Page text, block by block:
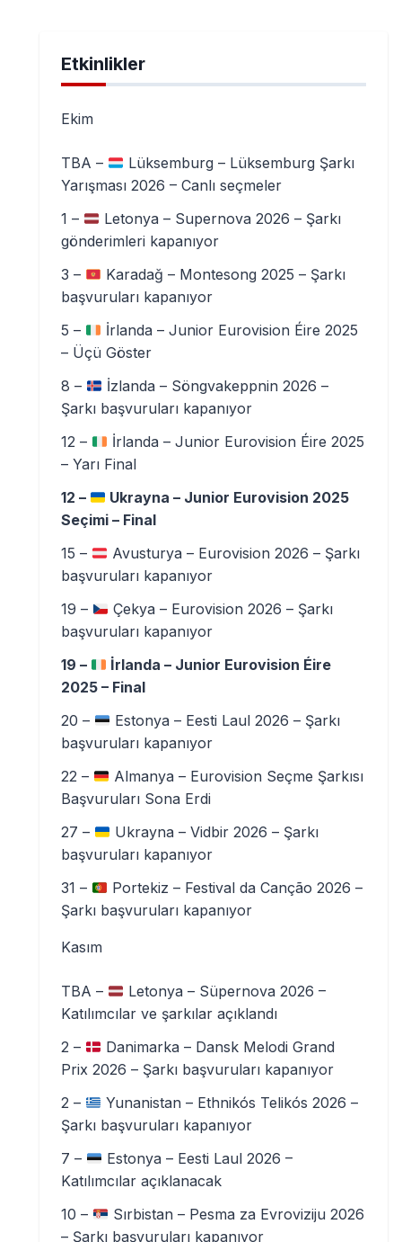
Etkinlikler
Ekim
TBA –
Lüksemburg – Lüksemburg Şarkı
Yarışması 2026 – Canlı seçmeler
1 –
Letonya – Supernova 2026 – Şarkı
gönderimleri kapanıyor
3 –
Karadağ – Montesong 2025 – Şarkı
başvuruları kapanıyor
5 –
İrlanda – Junior Eurovision Éire 2025
– Üçü Göster
8 –
İzlanda – Söngvakeppnin 2026 –
Şarkı başvuruları kapanıyor
12 –
İrlanda – Junior Eurovision Éire 2025
– Yarı Final
12 –
Ukrayna – Junior Eurovision 2025
Seçimi – Final
15 –
Avusturya – Eurovision 2026 – Şarkı
başvuruları kapanıyor
19 –
Çekya – Eurovision 2026 – Şarkı
başvuruları kapanıyor
19 –
İrlanda – Junior Eurovision Éire
2025 – Final
20 –
Estonya – Eesti Laul 2026 – Şarkı
başvuruları kapanıyor
22 –
Almanya – Eurovision Seçme Şarkısı
Başvuruları Sona Erdi
27 –
Ukrayna – Vidbir 2026 – Şarkı
başvuruları kapanıyor
31 –
Portekiz – Festival da Canção 2026 –
Şarkı başvuruları kapanıyor
Kasım
TBA –
Letonya – Süpernova 2026 –
Katılımcılar ve şarkılar açıklandı
2 –
Danimarka – Dansk Melodi Grand
Prix 2026 – Şarkı başvuruları kapanıyor
2 –
Yunanistan – Ethnikós Telikós 2026 –
Şarkı başvuruları kapanıyor
7 –
Estonya – Eesti Laul 2026 –
Katılımcılar açıklanacak
10 –
Sırbistan – Pesma za Evroviziju 2026
– Şarkı başvuruları kapanıyor